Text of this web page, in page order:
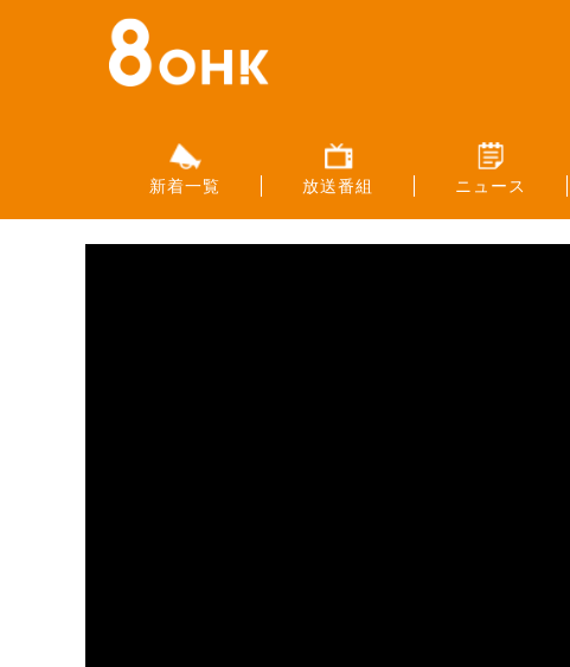
新着一覧 放送番組 ニュース